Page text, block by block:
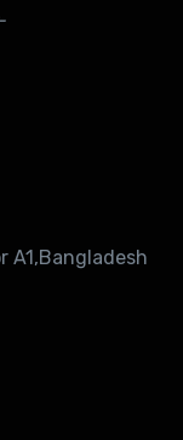
A1,Bangladesh